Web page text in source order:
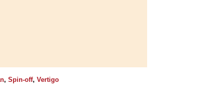
, Spin-off, Vertigo